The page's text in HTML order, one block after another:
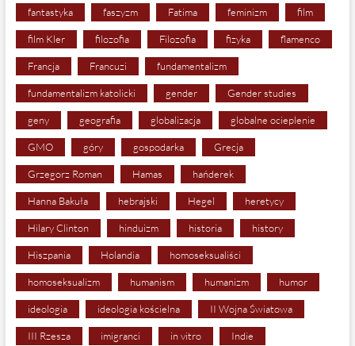
fantastyka faszyzm Fatima feminizm film
film Kler filozofia Filozofia fizyka flamenco
Francja Francuzi fundamentalizm
fundamentalizm katolicki gender Gender studies
geny geografia globalizacja globalne ocieplenie
GMO góry gospodarka Grecja
Grzegorz Roman Hamas hańderek
Hanna Bakuła hebrajski Hegel heretycy
Hilary Clinton hinduizm historia history
Hiszpania Holandia homoseksualiści
homoseksualizm humanism humanizm humor
ideologia ideologia kościelna II Wojna Światowa
III Rzesza imigranci in vitro Indie